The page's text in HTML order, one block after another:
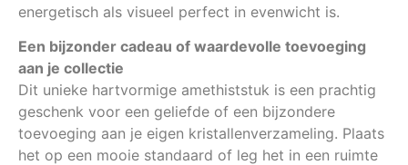
energetisch als visueel perfect in evenwicht is.
Een bijzonder cadeau of waardevolle toevoeging
aan je collectie
Dit unieke hartvormige amethiststuk is een prachtig
geschenk voor een geliefde of een bijzondere
toevoeging aan je eigen kristallenverzameling. Plaats
het op een mooie standaard of leg het in een ruimte